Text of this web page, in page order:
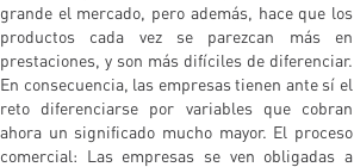
grande el mercado, pero además, hace que los
productos cada vez se parezcan más en
prestaciones, y son más difíciles de diferenciar.
En consecuencia, las empresas tienen ante sí el
reto diferenciarse por variables que cobran
ahora un significado mucho mayor. El proceso
comercial: Las empresas se ven obligadas a